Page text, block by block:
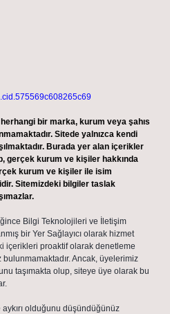
bir marka, kurum veya şahıs
Sitede yalnızca kendi
Burada yer alan içerikler
gerçek kurum ve kişiler hakkında
kurum ve kişiler ile isim
Sitemizdeki bilgiler taslak
Bilgi Teknolojileri ve İletişim
bir Yer Sağlayıcı olarak hizmet
içerikleri proaktif olarak denetleme
Ancak, üyelerimiz
taşımakta olup, siteye üye olarak bu
olduğunu düşündüğünüz